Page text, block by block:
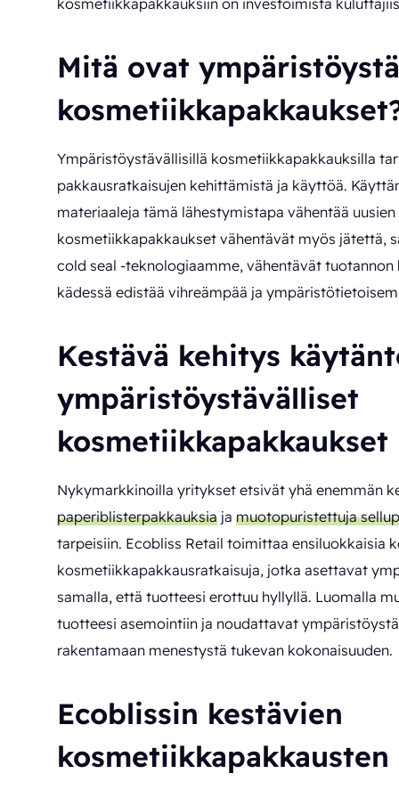
kosmetiikkapakkauksiin on investoimista
Mitä ovat
Ympäristöystävällisillä kosmetiikkapakkauksilla
pakkausratkaisujen kehittämistä ja käyttöä.
materiaaleja tämä lähestymistapa vähentää
kosmetiikkapakkaukset vähentävät myös jätettä,
cold seal -teknologiaamme, vähentävät
kädessä edistää vihreämpää ja
Kestävä kehitys
ympäristöystävälliset
kosmetiikkapakkaukset
Nykymarkkinoilla yritykset etsivät yhä enemmän
paperiblisterpakkauksia ja muotopuristettuja
tarpeisiin. Ecobliss Retail toimittaa ensiluokkaisia
kosmetiikkapakkausratkaisuja, jotka asettavat
samalla, että tuotteesi erottuu hyllyllä. Luomalla
tuotteesi asemointiin ja noudattavat
rakentamaan menestystä tukevan kokonaisuuden.
Ecoblissin kestävien